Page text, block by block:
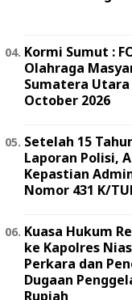
Kormi Sumut :
Olahraga
Sumatera Utara
October 2026
Setelah 15
Laporan Polisi,
Kepastian
Nomor 431 K/
Kuasa Hukum
ke Kapolres
Perkara dan
Dugaan
Rupiah